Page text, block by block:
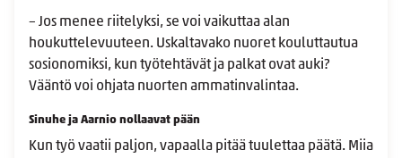
– Jos menee riitelyksi, se voi vaikuttaa alan
houkuttelevuuteen. Uskaltavako nuoret kouluttautua
sosionomiksi, kun työtehtävät ja palkat ovat auki?
Vääntö voi ohjata nuorten ammatinvalintaa.
Sinuhe ja Aarnio nollaavat pään
Kun työ vaatii paljon, vapaalla pitää tuulettaa päätä. Miia